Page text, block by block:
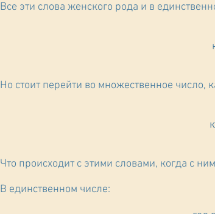
Все эти слова женского рода и в
Но стоит перейти во множественное число,
Что происходит с этими словами, когда с
В единственном числе: